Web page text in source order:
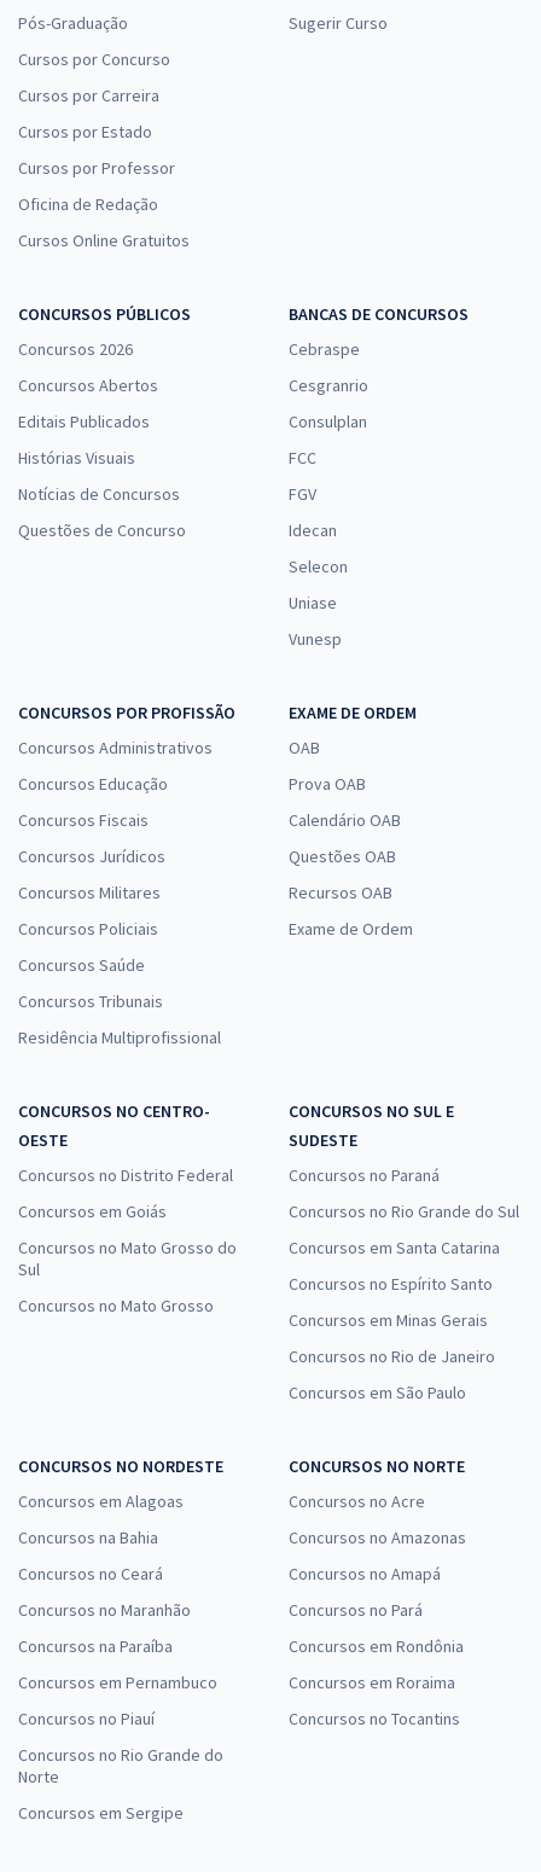
Pós-Graduação
Cursos por Concurso
Cursos por Carreira
Cursos por Estado
Cursos por Professor
Oficina de Redação
Cursos Online Gratuitos
Sugerir Curso
CONCURSOS PÚBLICOS
Concursos 2026
Concursos Abertos
Editais Publicados
Histórias Visuais
Notícias de Concursos
Questões de Concurso
BANCAS DE CONCURSOS
Cebraspe
Cesgranrio
Consulplan
FCC
FGV
Idecan
Selecon
Uniase
Vunesp
CONCURSOS POR PROFISSÃO
Concursos Administrativos
Concursos Educação
Concursos Fiscais
Concursos Jurídicos
Concursos Militares
Concursos Policiais
Concursos Saúde
Concursos Tribunais
Residência Multiprofissional
EXAME DE ORDEM
OAB
Prova OAB
Calendário OAB
Questões OAB
Recursos OAB
Exame de Ordem
CONCURSOS NO CENTRO-
OESTE
Concursos no Distrito Federal
Concursos em Goiás
Concursos no Mato Grosso do
Sul
Concursos no Mato Grosso
CONCURSOS NO SUL E
SUDESTE
Concursos no Paraná
Concursos no Rio Grande do Sul
Concursos em Santa Catarina
Concursos no Espírito Santo
Concursos em Minas Gerais
Concursos no Rio de Janeiro
Concursos em São Paulo
CONCURSOS NO NORDESTE
Concursos em Alagoas
Concursos na Bahia
Concursos no Ceará
Concursos no Maranhão
Concursos na Paraíba
Concursos em Pernambuco
Concursos no Piauí
Concursos no Rio Grande do
Norte
Concursos em Sergipe
CONCURSOS NO NORTE
Concursos no Acre
Concursos no Amazonas
Concursos no Amapá
Concursos no Pará
Concursos em Rondônia
Concursos em Roraima
Concursos no Tocantins